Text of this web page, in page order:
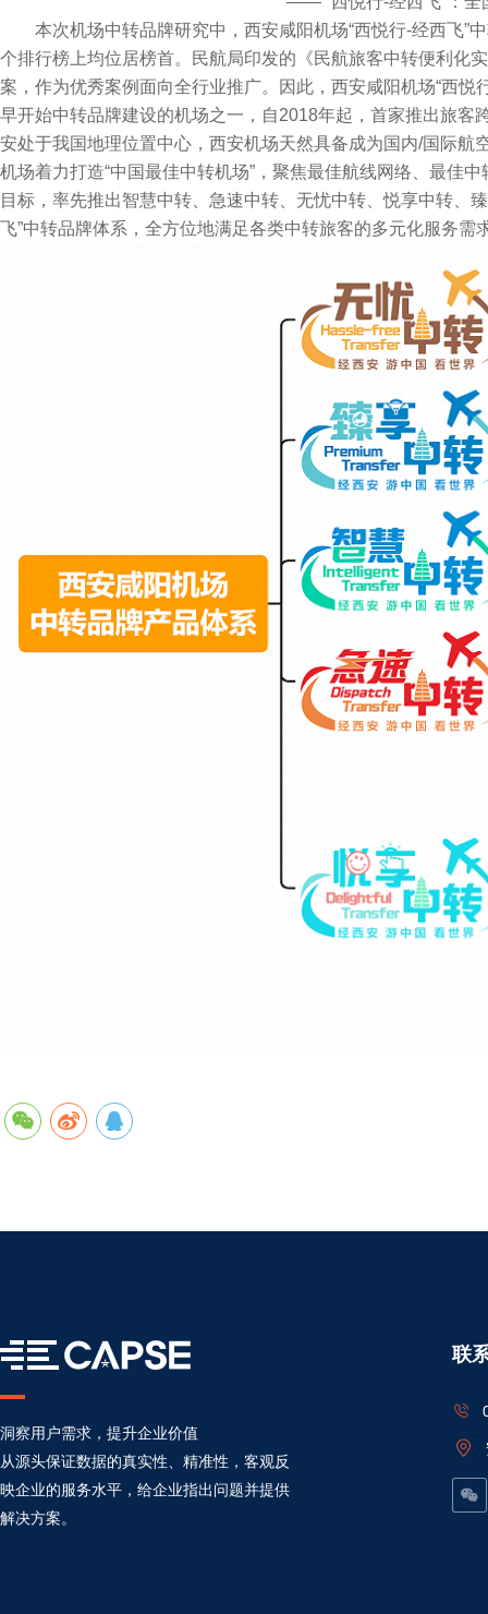
本次机场中转品牌研究中，西安咸阳机场“西悦行-经西飞”
个排行榜上均位居榜首。民航局印发的《民航旅客中转便利化
案，作为优秀案例面向全行业推广。因此，西安咸阳机场“西
早开始中转品牌建设的机场之一，自2018年起，首家推出旅
安处于我国地理位置中心，西安机场天然具备成为国内/国际
机场着力打造“中国最佳中转机场”，聚焦最佳航线网络、最佳
目标，率先推出智慧中转、急速中转、无忧中转、悦享中转、
飞”中转品牌体系，全方位地满足各类中转旅客的多元化服务需
洞察用户需求，提升企业价值
从源头保证数据的真实性、精准性，客观反
映企业的服务水平，给企业指出问题并提供
解决方案。
联